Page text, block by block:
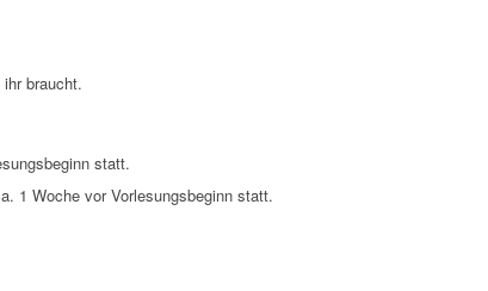
braucht.
statt.
1 Woche vor Vorlesungsbeginn statt.